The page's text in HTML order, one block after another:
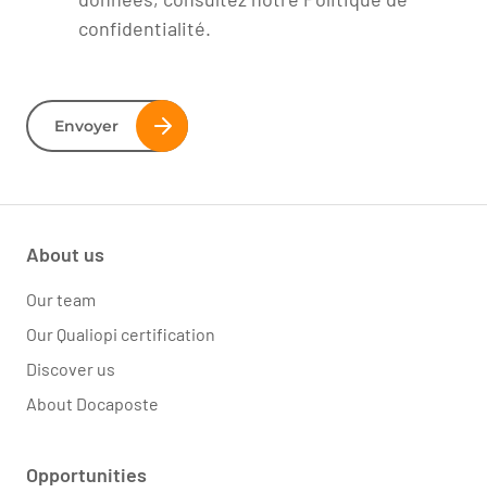
confidentialité.
Envoyer
About us
Our team
Our Qualiopi certification
Discover us
About Docaposte
Opportunities